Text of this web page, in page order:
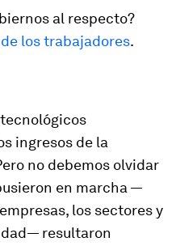
al respecto?
los trabajadores.
ingresos de la
no debemos olvidar
en marcha —
los sectores y
resultaron